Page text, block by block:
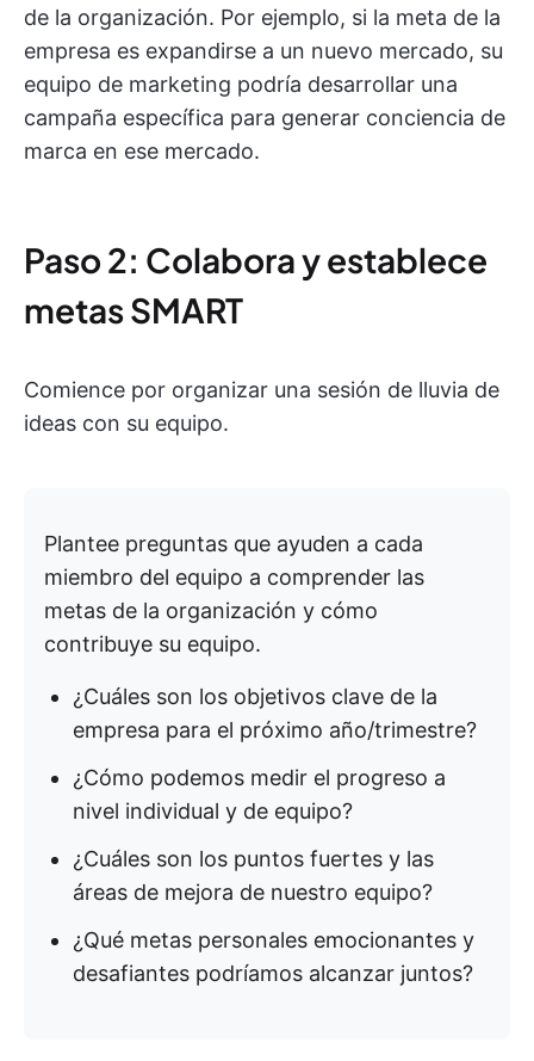
de la organización. Por ejemplo, si la meta de la
empresa es expandirse a un nuevo mercado, su
equipo de marketing podría desarrollar una
campaña específica para generar conciencia de
marca en ese mercado.
Paso 2: Colabora y establece
metas SMART
Comience por organizar una sesión de lluvia de
ideas con su equipo.
Plantee preguntas que ayuden a cada
miembro del equipo a comprender las
metas de la organización y cómo
contribuye su equipo.
¿Cuáles son los objetivos clave de la
empresa para el próximo año/trimestre?
¿Cómo podemos medir el progreso a
nivel individual y de equipo?
¿Cuáles son los puntos fuertes y las
áreas de mejora de nuestro equipo?
¿Qué metas personales emocionantes y
desafiantes podríamos alcanzar juntos?